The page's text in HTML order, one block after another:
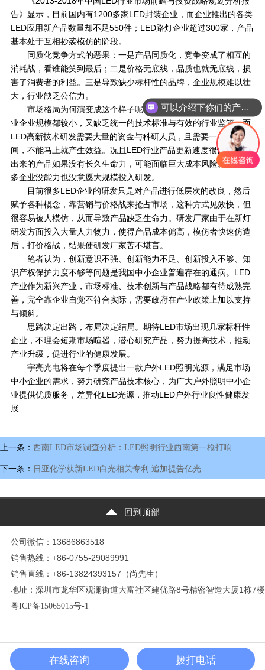
告》显示，目前国内有1200多家LED封装企业，而企业推出的各类
LED应用新产品数量却不足550件；LED路灯企业超过300家，产品
基本处于互相抄袭模仿的阶段。
同质化竞争方式的恶果：一是产品同质化，竞争变成了相互的
消耗战，看谁能笑到最后；二是价格无底线，品质也就无底线，损
害了消费者的利益。三是导致缺少标杆性的品牌，企业规模难以壮
大，行业缺乏公信力。
市场格局为何演变成这个样子呢？业内人士介绍：目前LED行
业企业规模都较小，又缺乏统一的技术标准与有效的行业监管，而
LED高新技术研发需要大量的资金与科研人员，且需要一定的时
间，不能马上就产生效益。况且LED行业产品更新速度很快，研究
出来的产品如果没有长久生命力，可能面临巨大成本风险。导致很
多企业没能力也没意愿大规模投入研发。
目前很多LED企业的研发只是对产品进行低层次的改良，然后
赋予各种概念，靠营销与价格战来抢占市场，这种方式见效快，但
很容易被人模仿，从而导致产品缺乏生命力。研发厂家由于在新灯
研发方面投入大量人力物力，使得产品成本偏高，模仿者快速仿造
后，打价格战，结果使研发厂家苦不堪言。
笔者认为，创新意识不强、创新能力不足、创新投入不够、知
识产权保护力度不够等问题是我国中小企业普遍存在的通病。LED
产业作为新兴产业，市场标准、技术创新与产品战略都有待成熟完
善，完全靠企业自觉不符合实际，需要政府在产业政策上加以支持
与倾斜。
思路决定出路，布局决定结局。期待LED市场出现几家标杆性
企业，不理会短期市场喧嚣，潜心研究产品，努力提高技术，推动
产业升级，促进行业的健康发展。
宇亮光电将在每个季度提出一款户外LED照明光源，满足市场
中小企业的需求，努力研究产品技术核心，为广大户外照明中小企
业提供优质服务，差异化LED光源，推动LED户外行业良性健康发
展
上一条： 西南LED市场调查分析：LED照明行业西南第一枪打响
下一条： 日亚化学获新LED白光相关专利 追加提告亿光
回到顶部
公司微信：13686863518
销售热线：+86-0755-29089991
销售直线：+86-13824393157（尚先生）
地址：深圳市龙华区观澜街道大富社区建优路8号精密智造大厦1栋7楼
粤ICP备15065015号-1
可以介绍下你们的产品么？
在线咨询 拨打电话